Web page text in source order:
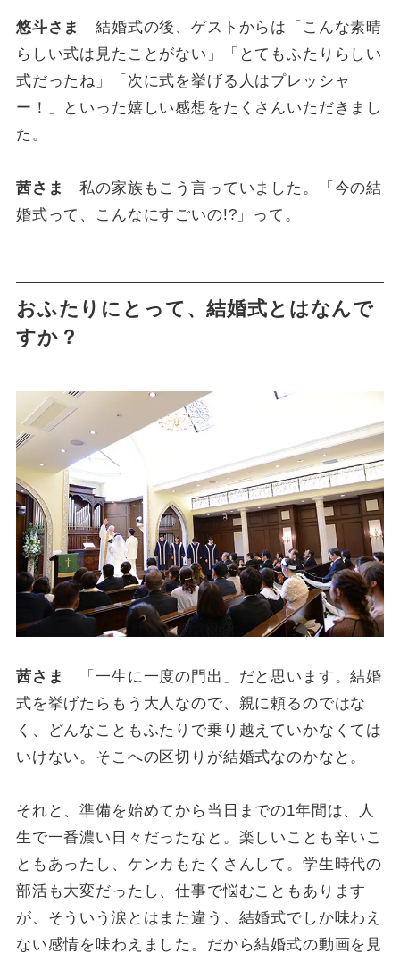
悠斗さま
結婚式の後、ゲストからは「こんな素晴
らしい式は見たことがない」「とてもふたりらしい
式だったね」「次に式を挙げる人はプレッシャ
ー！」といった嬉しい感想をたくさんいただきまし
た。
茜さま
私の家族もこう言っていました。「今の結
婚式って、こんなにすごいの!?」って。
おふたりにとって、結婚式とはなんで
すか？
茜さま
「一生に一度の門出」だと思います。結婚
式を挙げたらもう大人なので、親に頼るのではな
く、どんなこともふたりで乗り越えていかなくては
いけない。そこへの区切りが結婚式なのかなと。
それと、準備を始めてから当日までの1年間は、人
生で一番濃い日々だったなと。楽しいことも辛いこ
ともあったし、ケンカもたくさんして。学生時代の
部活も大変だったし、仕事で悩むこともあります
が、そういう涙とはまた違う、結婚式でしか味わえ
ない感情を味わえました。だから結婚式の動画を見